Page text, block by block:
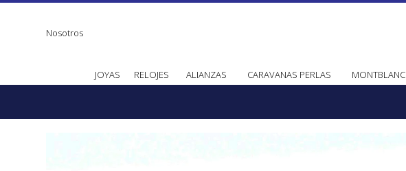
JOYAS RELOJES ALIANZAS CARAVANAS PERLAS MONTBLANC
Nosotros